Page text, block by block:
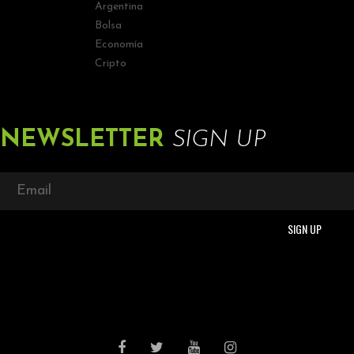
Argentina
Bolsa
Economía
Cripto
NEWSLETTER SIGN UP